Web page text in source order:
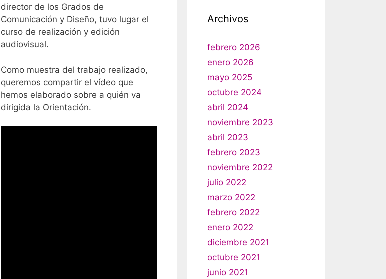
director de los Grados de
Comunicación y Diseño, tuvo lugar el
curso de realización y edición
audiovisual.
Como muestra del trabajo realizado,
queremos compartir el vídeo que
hemos elaborado sobre a quién va
dirigida la Orientación.
Archivos
febrero 2026
enero 2026
mayo 2025
octubre 2024
abril 2024
noviembre 2023
abril 2023
febrero 2023
noviembre 2022
julio 2022
marzo 2022
febrero 2022
enero 2022
diciembre 2021
octubre 2021
junio 2021